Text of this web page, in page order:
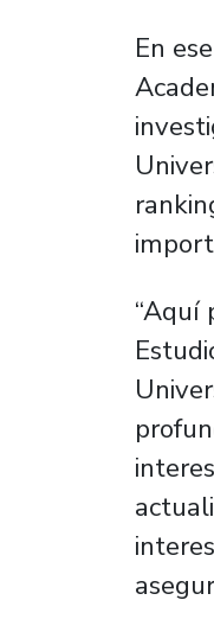
En
“Aquí